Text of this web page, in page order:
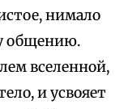
нимало
общению.
вселенной,
и усвояет